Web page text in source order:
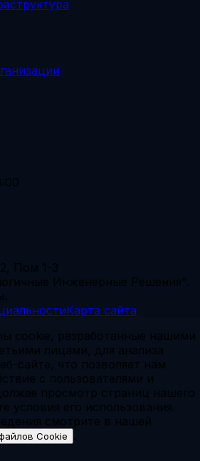
Пом 1-3
Инженерные Решения".
Карта сайта
cookie, разработанные нашими
лицами, для анализа
сайте, что позволяет нам
с пользователями и
просмотр страниц нашего
условия его использования.
смотрите в нашей
Cookie .